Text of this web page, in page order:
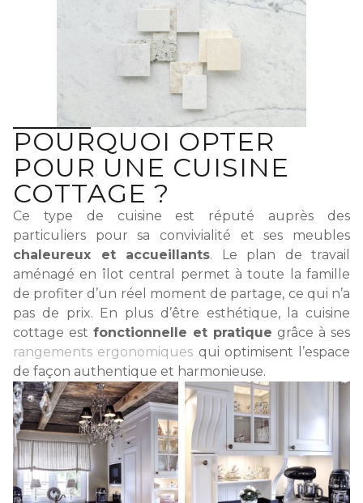
POURQUOI OPTER
POUR UNE CUISINE
COTTAGE ?
Ce type de cuisine est réputé auprès des
particuliers pour sa convivialité et ses meubles
chaleureux et accueillants. Le plan de travail
aménagé en îlot central permet à toute la famille
de profiter d’un réel moment de partage, ce qui n’a
pas de prix. En plus d’être esthétique, la cuisine
cottage est fonctionnelle et pratique grâce à ses
rangements ergonomiques qui optimisent l’espace
de façon authentique et harmonieuse.